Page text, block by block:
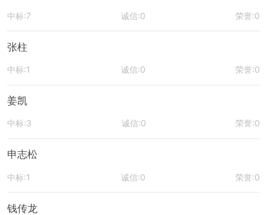
中标:7 诚信:0 荣誉:0
张柱
中标:1 诚信:0 荣誉:0
姜凯
中标:3 诚信:0 荣誉:0
申志松
中标:1 诚信:0 荣誉:0
钱传龙